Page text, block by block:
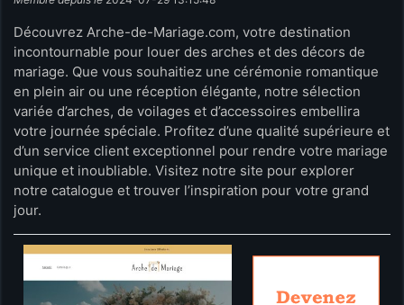
Découvrez Arche-de-Mariage.com, votre destination
incontournable pour louer des arches et des décors de
mariage. Que vous souhaitiez une cérémonie romantique
en plein air ou une réception élégante, notre sélection
variée d’arches, de voilages et d’accessoires embellira
votre journée spéciale. Profitez d’une qualité supérieure et
d’un service client exceptionnel pour rendre votre mariage
unique et inoubliable. Visitez notre site pour explorer
notre catalogue et trouver l’inspiration pour votre grand
jour.